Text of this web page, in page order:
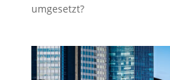
umgesetzt?